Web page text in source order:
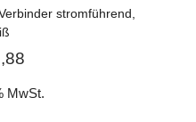
stromführend,
MwSt.